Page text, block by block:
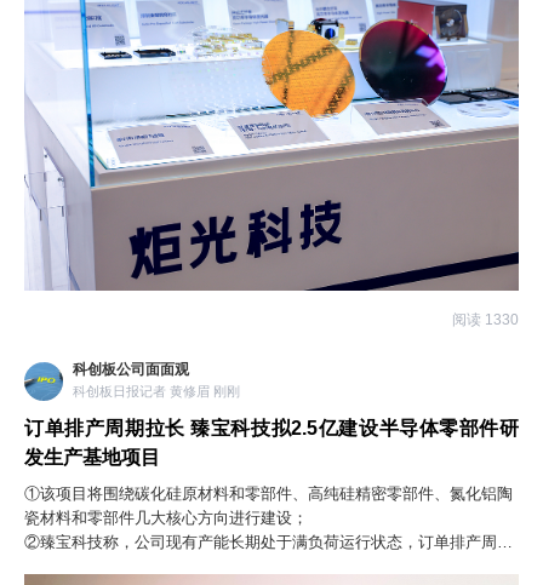
阅读 1330
科创板公司面面观
科创板日报记者 黄修眉 刚刚
订单排产周期拉长 臻宝科技拟2.5亿建设半导体零部件研
发生产基地项目
①该项目将围绕碳化硅原材料和零部件、高纯硅精密零部件、氮化铝陶
瓷材料和零部件几大核心方向进行建设；
②臻宝科技称，公司现有产能长期处于满负荷运行状态，订单排产周期